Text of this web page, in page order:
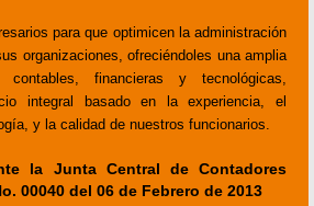
para que optimicen la administración
organizaciones, ofreciéndoles una amplia
financieras y tecnológicas,
integral basado en la experiencia, el
y la calidad de nuestros funcionarios.
la Junta Central de Contadores
00040 del 06 de Febrero de 2013